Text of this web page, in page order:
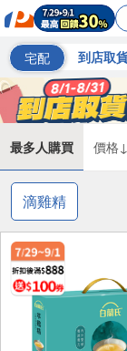
宅配 到店取
最多人購買 價格↓
滴雞精